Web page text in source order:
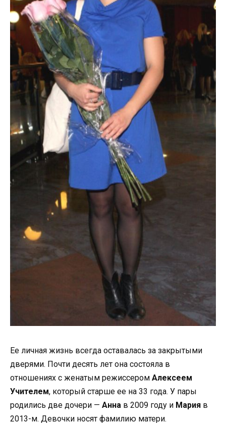
Ее личная жизнь всегда оставалась за закрытыми
дверями. Почти десять лет она состояла в
отношениях с женатым режиссером Алексеем
Учителем, который старше ее на 33 года. У пары
родились две дочери — Анна в 2009 году и Мария в
2013-м. Девочки носят фамилию матери.